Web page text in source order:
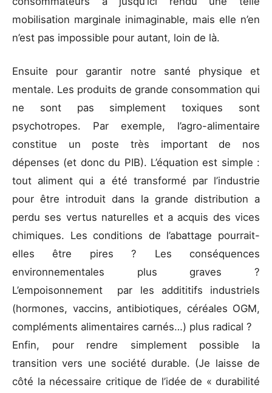
mobilisation marginale inimaginable, mais elle n’en
n’est pas impossible pour autant, loin de là.
Ensuite pour garantir notre santé physique et
mentale. Les produits de grande consommation qui
ne sont pas simplement toxiques sont
psychotropes. Par exemple, l’agro-alimentaire
constitue un poste très important de nos
dépenses (et donc du PIB). L’équation est simple :
tout aliment qui a été transformé par l’industrie
pour être introduit dans la grande distribution a
perdu ses vertus naturelles et a acquis des vices
chimiques. Les conditions de l’abattage pourrait-
elles être pires ? Les conséquences
environnementales plus graves ?
L’empoisonnement par les addititifs industriels
(hormones, vaccins, antibiotiques, céréales OGM,
compléments alimentaires carnés…) plus radical ?
Enfin, pour rendre simplement possible la
transition vers une société durable. (Je laisse de
côté la nécessaire critique de l’idée de « durabilité